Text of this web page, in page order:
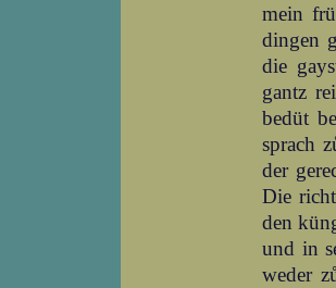
mein
dingen
die
gantz
bedüt
sprach
der
Die
den
und in
weder